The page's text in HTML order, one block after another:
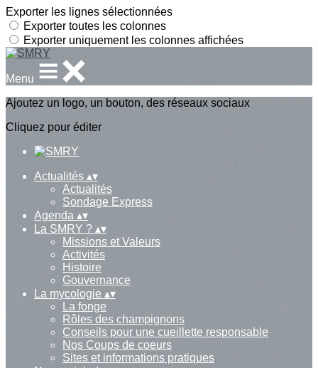
Exporter les lignes sélectionnées
Exporter toutes les colonnes
Exporter uniquement les colonnes affichées
Menu
Ajoutez un logo, un bouton, des réseaux sociaux
Cliquez pour éditer
Actualités ▴▾
Actualités
Sondage Express
Agenda ▴▾
La SMRY ? ▴▾
Missions et Valeurs
Activités
Histoire
Gouvernance
La mycologie ▴▾
La fonge
Rôles des champignons
Conseils pour une cueillette responsable
Nos Coups de coeurs
Sites et informations pratiques